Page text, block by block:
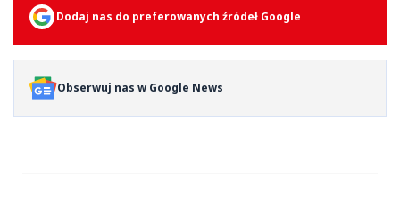
Dodaj nas do preferowanych źródeł Google
Obserwuj nas w Google News